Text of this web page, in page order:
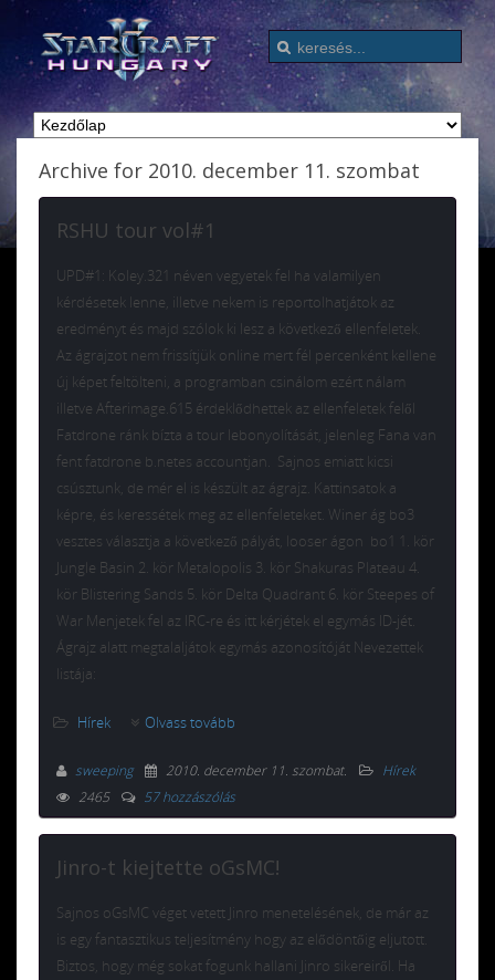
Archive for 2010. december 11. szombat
RSHU tour vol#1
UPD#1: Koley.321 néven vegyetek fel ha valamilyen
kérdésetek lenne, illetve nekem is reportolhatjátok az
eredményt és majd szólok ki lesz a következő ellenfeletek.
Az ágrajzot nem frissítjük online mert fél percenként kellene
új képet feltölteni, a programban csinálom ezért nálam
illetve Afterimage.615 érdeklődhettek az ellenfeletek felől
Fatdrone ránk bízta a tour lebonyolítását, jelenleg Fana van
fent fatdrone b.netes accountjan. Sajnos emiatt kicsi
csúsztunk, de mér el is készült az ágrajz. Kattinsatok a
képre, és keressétek meg az ellenfeleteket. Winer ág bo3
vesztes választja a következő pályát, looser ágon bo1 1. kör
Jungle Basin 2. kör Metalopolis 3. kör Shakuras Plateau 4.
kör Blistering Sands 5. kör Delta Quadrant 6. kör Steepes of
War Menjetek fel az IRC-re és itt kérjétek el egymás ID-jét.
Ágrajz alatt megtalaljátok egymás azonosítóját Nevezettek
listája:
Hírek Olvass tovább
sweeping 2010. december 11. szombat.
Hírek
2465
57 hozzászólás
Jinro-t kiejtette oGsMC!
Sajnos oGsMC véget vetett Jinro menetelésének, de már az
is egy fantasztikus teljesítmény hogy az elődöntőig eljutott.
Biztos, hogy még sokat fogunk hallani Jinro sikereiről. Ha